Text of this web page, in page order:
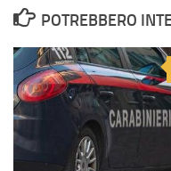
POTREBBERO